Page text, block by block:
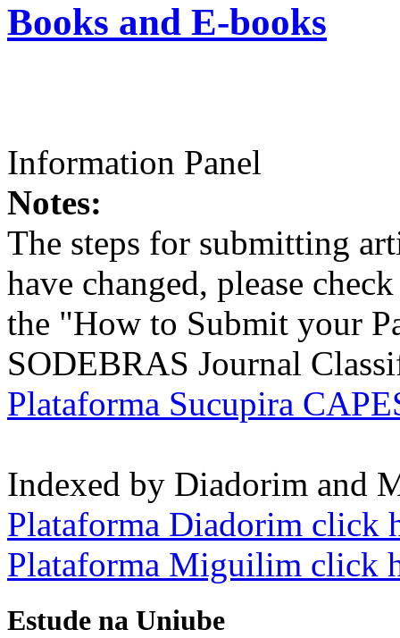
Books and E-books
Information Panel
Notes:
The steps for submitting
have changed, please
the "How to Submit your
SODEBRAS Journal
Plataforma Sucupira
Indexed by Diadorim and
Plataforma Diadorim click
Plataforma Miguilim click
Estude na Uniube